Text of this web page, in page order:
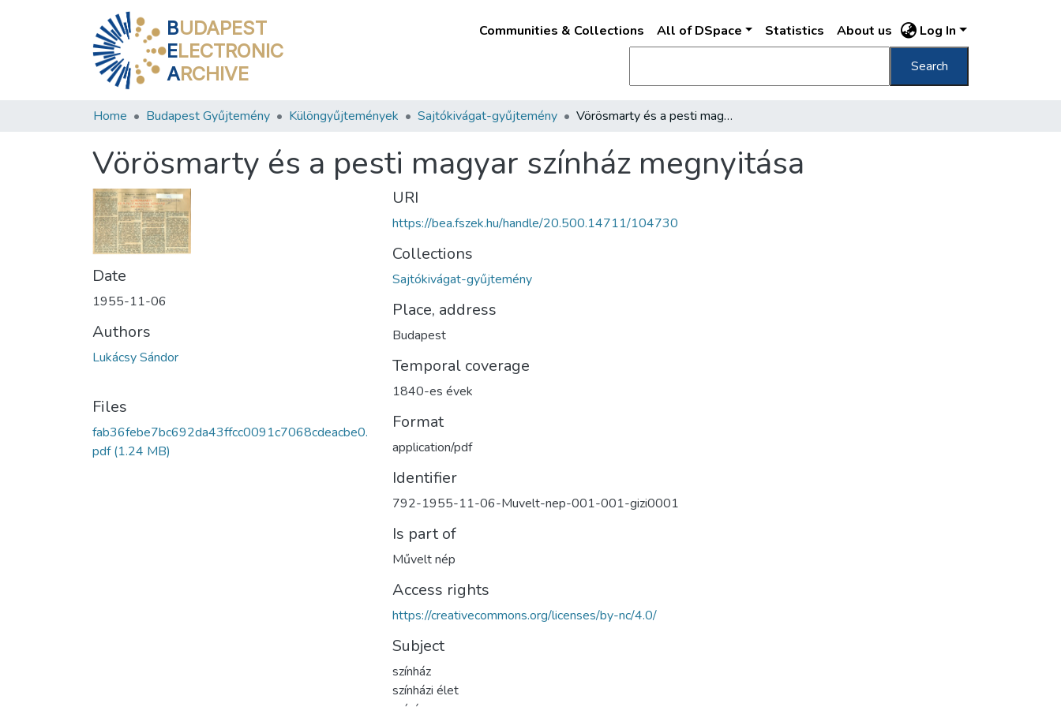
BUDAPEST
ELECTRONIC
ARCHIVE
Communities & Collections All of DSpace Statistics About us Log In
Search
Home Budapest Gyűjtemény Különgyűjtemények Sajtókivágat-gyűjtemény Vörösmarty és a pesti magyar színház megnyitása
Vörösmarty és a pesti magyar színház megnyitása
Date
1955-11-06
Authors
Lukácsy Sándor
Files
fab36febe7bc692da43ffcc0091c7068cdeacbe0.
pdf(1.24 MB)
URI
https://bea.fszek.hu/handle/20.500.14711/104730
Collections
Sajtókivágat-gyűjtemény
Place, address
Budapest
Temporal coverage
1840-es évek
Format
application/pdf
Identifier
792-1955-11-06-Muvelt-nep-001-001-gizi0001
Is part of
Művelt nép
Access rights
https://creativecommons.org/licenses/by-nc/4.0/
Subject
színház
színházi élet